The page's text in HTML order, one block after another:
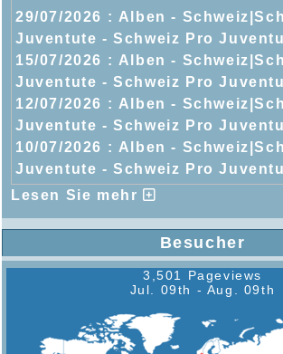
29/07/2026 : Alben -
Juventute - Schweiz Pro
15/07/2026 : Alben -
Juventute - Schweiz Pro
12/07/2026 : Alben -
Juventute - Schweiz Pro
10/07/2026 : Alben -
Juventute - Schweiz Pro
Lesen Sie mehr
Besucher
3,501 Pageviews
Jul. 09th - Aug. 09th